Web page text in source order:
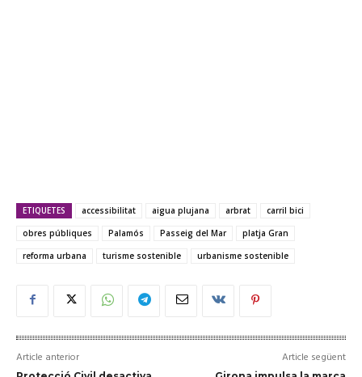
ETIQUETES accessibilitat aigua plujana arbrat
carril bici
obres públiques
Palamós Passeig del Mar
platja Gran
reforma urbana
turisme sostenible urbanisme sostenible
Article anterior Article següent